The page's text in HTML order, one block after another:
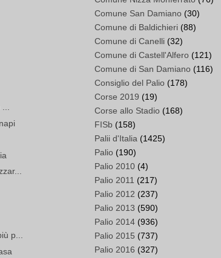
...
p...
Comune San Damiano (30)
Comune di Baldichieri (88)
Comune di Canelli (32)
Comune di Castell'Alfero (121)
Comune di San Damiano (116)
Consiglio del Palio (178)
Corse 2019 (19)
Corse allo Stadio (168)
FISb (158)
Palii d'Italia (1425)
Palio (190)
Palio 2010 (4)
Palio 2011 (217)
Palio 2012 (237)
Palio 2013 (590)
Palio 2014 (936)
Palio 2015 (737)
Palio 2016 (327)